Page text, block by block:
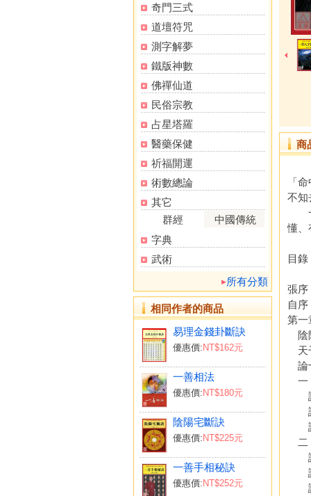
奇門三式
道壇符咒
測字解夢
鐵版神數
佛禪仙道
民俗宗教
占星塔羅
醫藥保健
祈福開運
術數總論
其它
群經
中國傳統
字典
武術
所有分類
相同作者的商品
易理金錢卦斷訣
優惠價: NT$162元
一善相法
優惠價: NT$180元
陰陽宅斷訣
優惠價: NT$225元
一善手相秘訣
優惠價: NT$252元
商
「
不知
一
懂、
目錄
張序
自序
第
陰
天
論
一
論
論
論
二
論
論
論